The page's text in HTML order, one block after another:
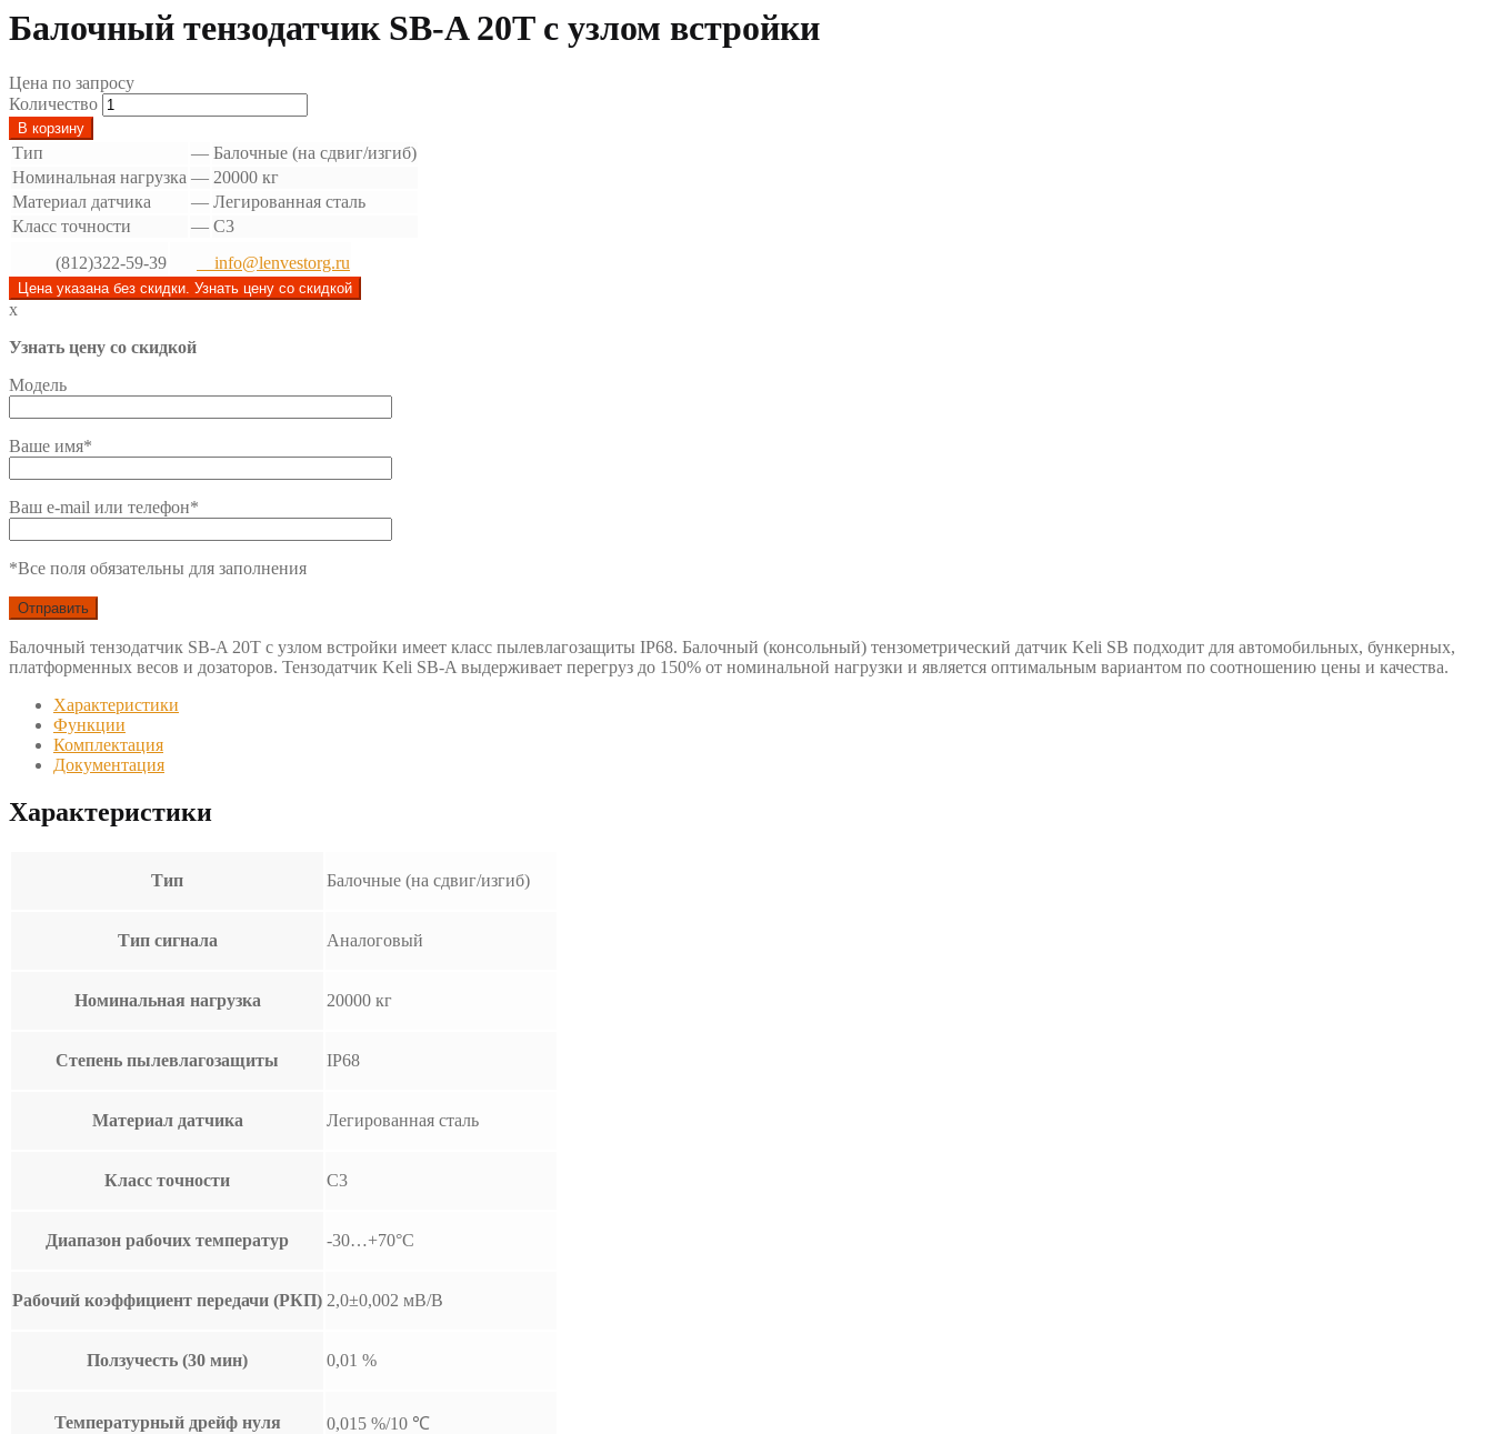
Балочный тензодатчик SB-A 20T с узлом встройки
Цена по запросу
Количество
В корзину
Тип — Балочные (на сдвиг/изгиб)
Номинальная нагрузка — 20000 кг
Материал датчика
— Легированная сталь
Класс точности
— C3
(812)322-59-39
info@lenvestorg.ru
Цена указана без скидки. Узнать цену со скидкой
x
Узнать цену со скидкой
Модель
Ваше имя*
Ваш e-mail или телефон*
*Все поля обязательны для заполнения
Балочный тензодатчик SB-A 20T с узлом встройки имеет класс пылевлагозащиты IP68. Балочный (консольный) тензометрический датчик Keli SB подходит для автомобильных, бункерных,
платформенных весов и дозаторов. Тензодатчик Keli SB-A выдерживает перегруз до 150% от номинальной нагрузки и является оптимальным вариантом по соотношению цены и качества.
Характеристики
Функции
Комплектация
Документация
Характеристики
Тип Балочные (на сдвиг/изгиб)
Тип сигнала Аналоговый
Номинальная нагрузка 20000 кг
Степень пылевлагозащиты IP68
Материал датчика Легированная сталь
Класс точности C3
Диапазон рабочих температур -30…+70°С
Рабочий коэффициент передачи (РКП) 2,0±0,002 мВ/В
Ползучесть (30 мин) 0,01 %
Температурный дрейф нуля 0,015 %/10 ℃